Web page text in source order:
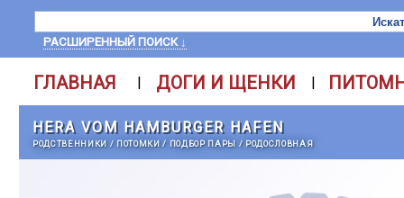
РАСШИРЕННЫЙ ПОИСК ↓
ГЛАВНАЯ | ДОГИ И ЩЕНКИ |
HERA VOM HAMBURGER HAFEN
РОДСТВЕННИКИ / ПОТОМКИ/ ПОДБОР ПАРЫ / РОДОСЛОВНАЯ